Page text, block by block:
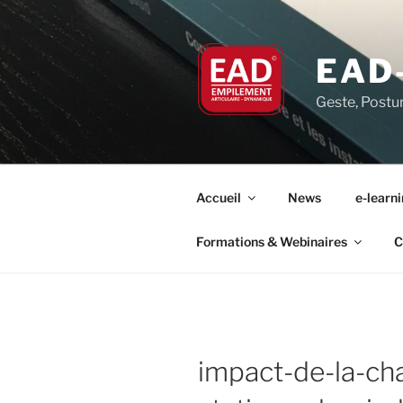
Aller
contenu
principal
Geste,
Accueil News e-
Formations & Webinaires
impact-de-la-